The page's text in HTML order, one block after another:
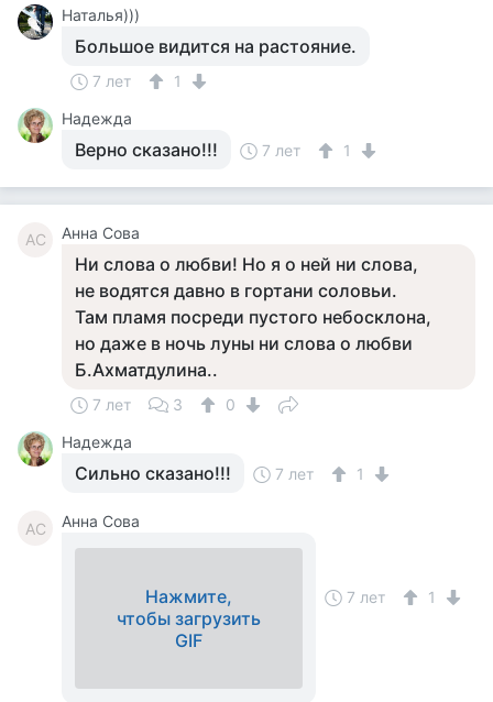
Наталья)))
Большое видится на растояние.
7 лет
1
Надежда
Верно сказано!!! 7 лет 1
АС Анна Сова
Ни слова о любви! Но я о ней ни слова,
не водятся давно в гортани соловьи.
Там пламя посреди пустого небосклона,
но даже в ночь луны ни слова о любви
Б.Ахматдулина..
7 лет 3
0
Надежда
Сильно сказано!!! 7 лет 1
АС Анна Сова
Нажмите,
чтобы загрузить
GIF
7 лет 1